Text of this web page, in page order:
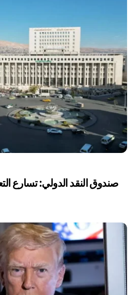
صندوق النقد الدولي: تسارع